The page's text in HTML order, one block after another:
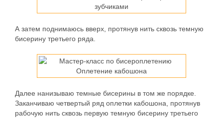
А затем поднимаюсь вверх, протянув нить сквозь темную
бисерину третьего ряда.
Далее нанизываю темные бисерины в том же порядке.
Заканчиваю четвертый ряд оплетки кабошона, протянув
рабочую нить сквозь первую темную бисерину третьего